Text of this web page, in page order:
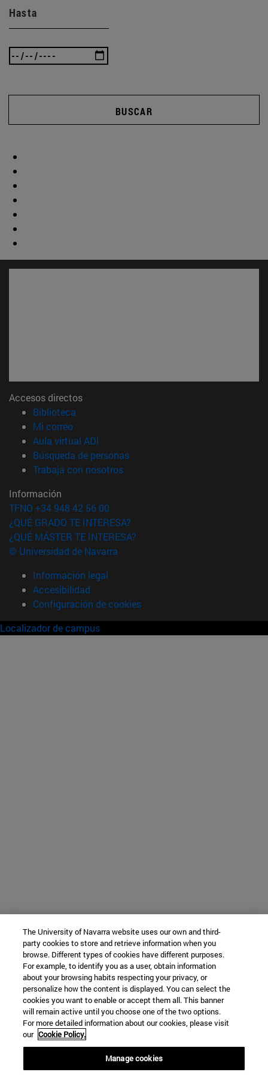
Hasta
BUSCAR
Accesos directos
Biblioteca
Mi correo(abre en nueva ventana)
Aula virtual ADI
Búsqueda de personas(abre en nueva ventana)
Trabaja con nosotros(abre en nueva ventana)
Información
TFNO +34 948 42 56 00
¿QUÉ GRADO TE INTERESA?
¿QUÉ MÁSTER TE INTERESA?
© Universidad de Navarra
Información legal
Accesibilidad
Configuración de cookies
Localizador de campus
The University of Navarra website uses our own and third-
party cookies to store and retrieve information when you
browse. Different types of cookies have different purposes.
For example, to identify you as a user, obtain information
about your browsing habits respecting your privacy, or
personalize how the content is displayed. You can select the
cookies you want to enable or accept them all. This banner
will remain active until you choose one of the two options.
For more detailed information about our cookies, please visit
our Cookie Policy.
Manage cookies